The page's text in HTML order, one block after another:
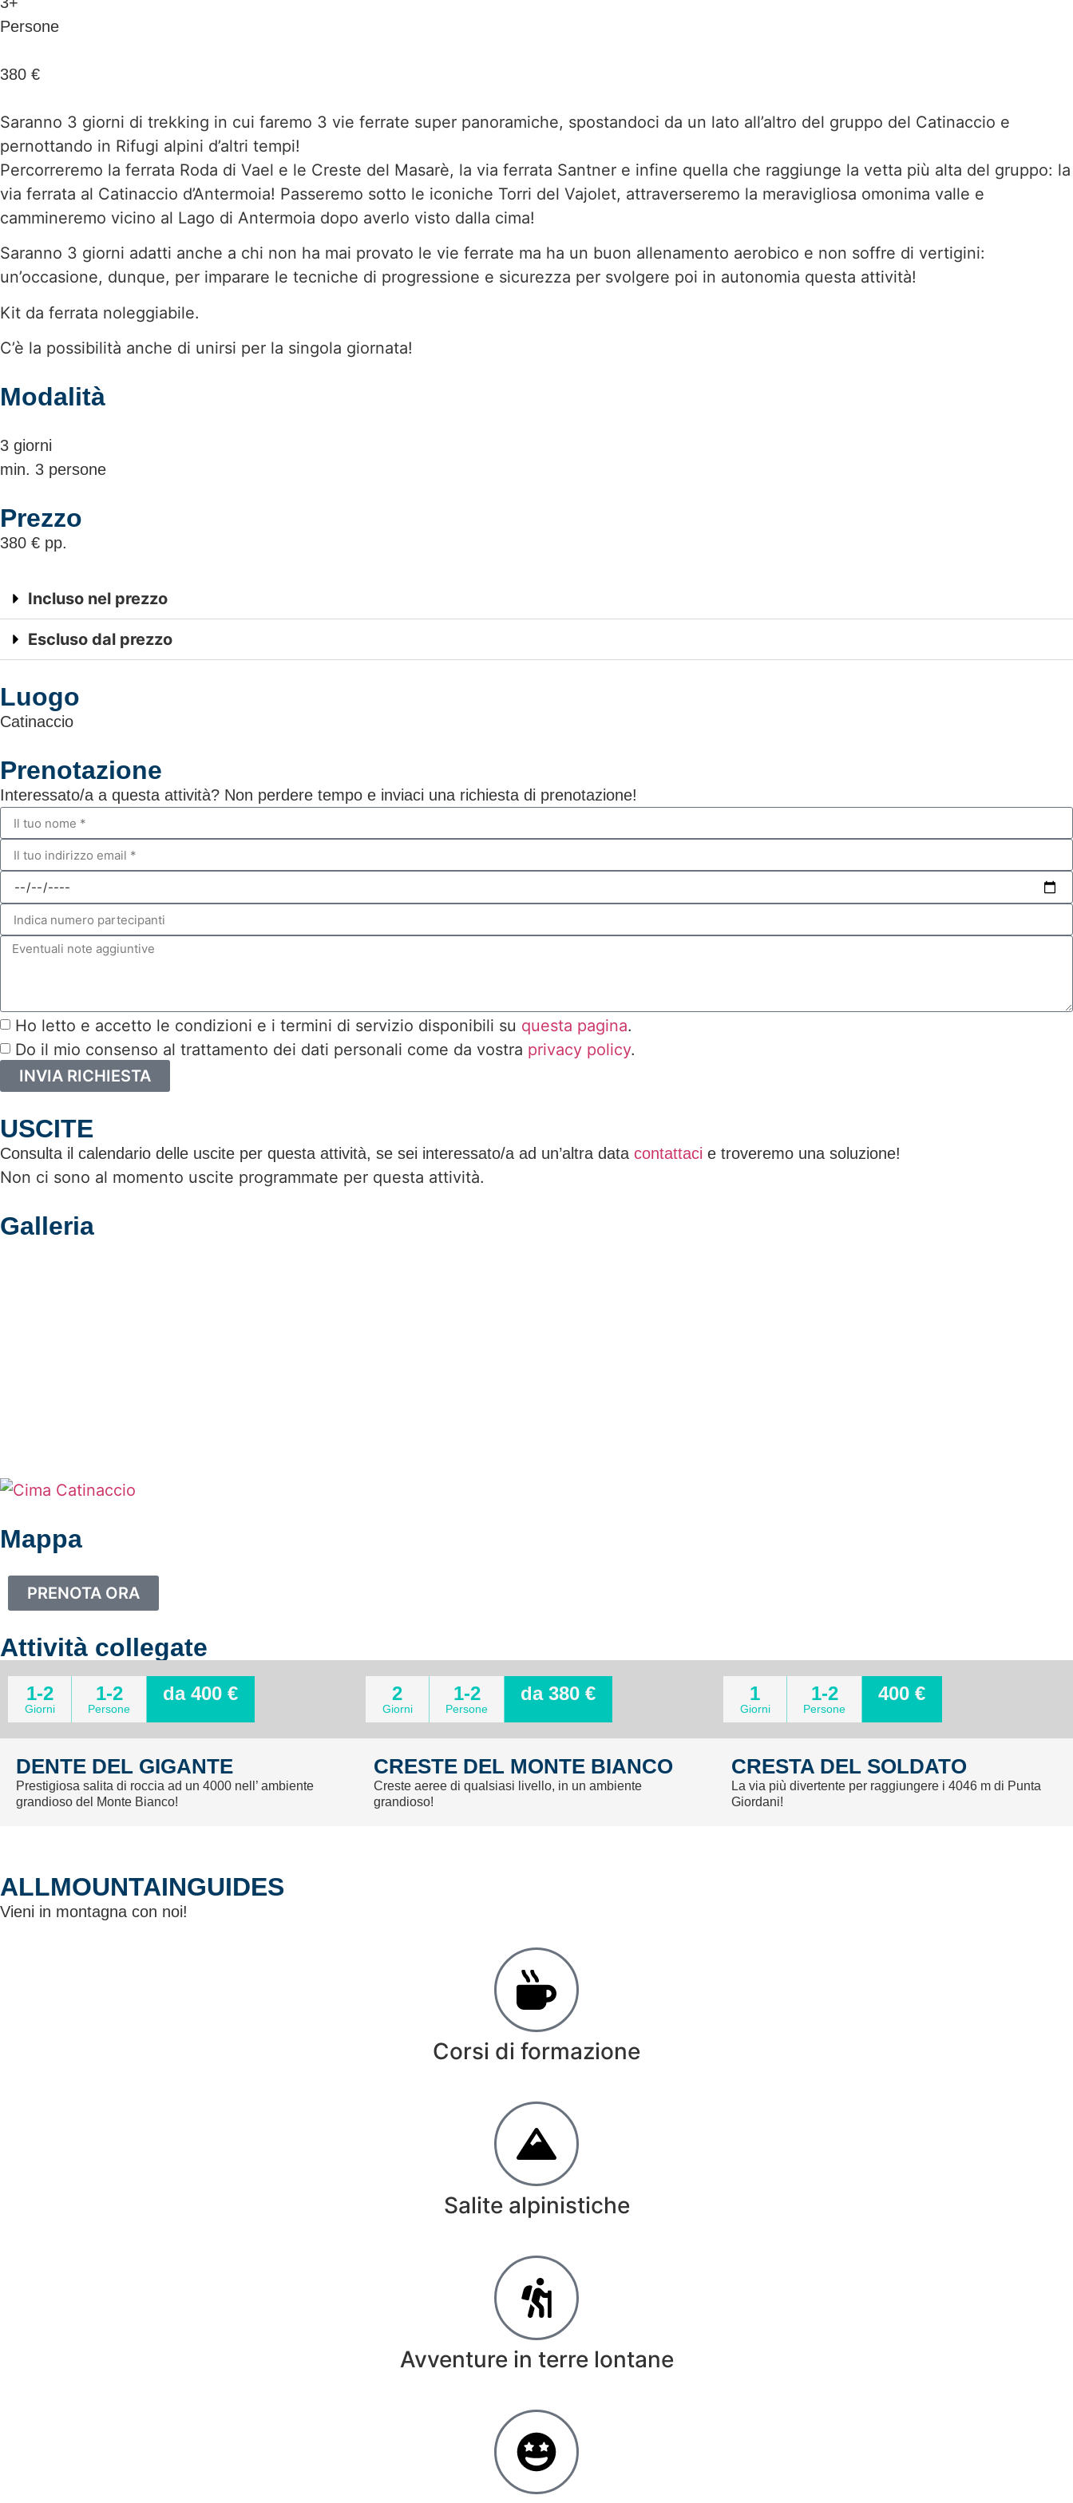
Persone
380 €
Saranno 3 giorni di trekking in cui faremo 3 vie ferrate super panoramiche, spostandoci da un lato all’altro del gruppo del Catinaccio e
pernottando in Rifugi alpini d’altri tempi!
Percorreremo la ferrata Roda di Vael e le Creste del Masarè, la via ferrata Santner e infine quella che raggiunge la vetta più alta del gruppo: la
via ferrata al Catinaccio d’Antermoia! Passeremo sotto le iconiche Torri del Vajolet, attraverseremo la meravigliosa omonima valle e
cammineremo vicino al Lago di Antermoia dopo averlo visto dalla cima!
Saranno 3 giorni adatti anche a chi non ha mai provato le vie ferrate ma ha un buon allenamento aerobico e non soffre di vertigini:
un’occasione, dunque, per imparare le tecniche di progressione e sicurezza per svolgere poi in autonomia questa attività!
Kit da ferrata noleggiabile.
C’è la possibilità anche di unirsi per la singola giornata!
Modalità
3 giorni
min. 3 persone
Prezzo
380 € pp.
Incluso nel prezzo
Escluso dal prezzo
Luogo
Catinaccio
Prenotazione
Interessato/a a questa attività? Non perdere tempo e inviaci una richiesta di prenotazione!
Ho letto e accetto le condizioni e i termini di servizio disponibili su questa pagina.
Do il mio consenso al trattamento dei dati personali come da vostra privacy policy.
INVIA RICHIESTA
USCITE
Consulta il calendario delle uscite per questa attività, se sei interessato/a ad un’altra data contattaci e troveremo una soluzione!
Non ci sono al momento uscite programmate per questa attività.
Galleria
Mappa
PRENOTA ORA
Attività collegate
1-2
Giorni
1-2
Persone
da 400 €
DENTE DEL GIGANTE
Prestigiosa salita di roccia ad un 4000 nell’ ambiente
grandioso del Monte Bianco!
2
Giorni
1-2
Persone
da 380 €
CRESTE DEL MONTE BIANCO
Creste aeree di qualsiasi livello, in un ambiente
grandioso!
1
Giorni
1-2
Persone
400 €
CRESTA DEL SOLDATO
La via più divertente per raggiungere i 4046 m di Punta
Giordani!
ALLMOUNTAINGUIDES
Vieni in montagna con noi!
Corsi di formazione
Salite alpinistiche
Avventure in terre lontane